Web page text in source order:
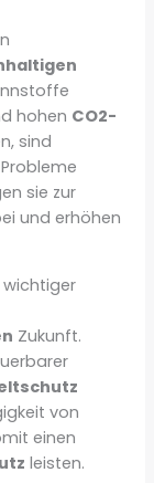
hohen CO2-
sind
sie zur
und erhöhen
wichtiger
Zukunft.
von
einen
leisten.